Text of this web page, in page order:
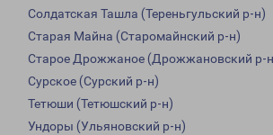
Солдатская Ташла (Тереньгульский р-н)
Старая Майна (Старомайнский р-н)
Старое Дрожжаное (Дрожжановский р-
Сурское (Сурский р-н)
Тетюши (Тетюшский р-н)
Ундоры (Ульяновский р-н)